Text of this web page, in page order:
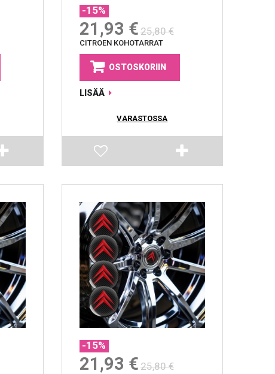
-15%
21,93 € 25,80 €
CITROEN KOHOTARRAT
OSTOSKORIIN
LISÄÄ
VARASTOSSA
-15%
21,93 € 25,80 €